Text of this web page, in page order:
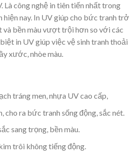
Là công nghệ in tiên tiến nhất trong
hiện nay. In UV giúp cho bức tranh trở
và bền màu vượt trội hơn so với các
in UV giúp việc vệ sinh tranh thoải
xước, nhòe màu.
tráng men, nhựa UV cao cấp,
cho ra bức tranh sống động, sắc nét.
sang trọng, bền màu.
trôi không tiếng động.